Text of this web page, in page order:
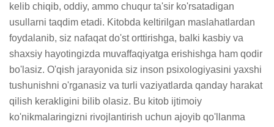
kelib chiqib, oddiy, ammo chuqur ta'sir ko'rsatadigan
usullarni taqdim etadi. Kitobda keltirilgan maslahatlardan
foydalanib, siz nafaqat do'st orttirishga, balki kasbiy va
shaxsiy hayotingizda muvaffaqiyatga erishishga ham qodir
bo'lasiz. O'qish jarayonida siz inson psixologiyasini yaxshi
tushunishni o'rganasiz va turli vaziyatlarda qanday harakat
qilish kerakligini bilib olasiz. Bu kitob ijtimoiy
ko'nikmalaringizni rivojlantirish uchun ajoyib qo'llanma